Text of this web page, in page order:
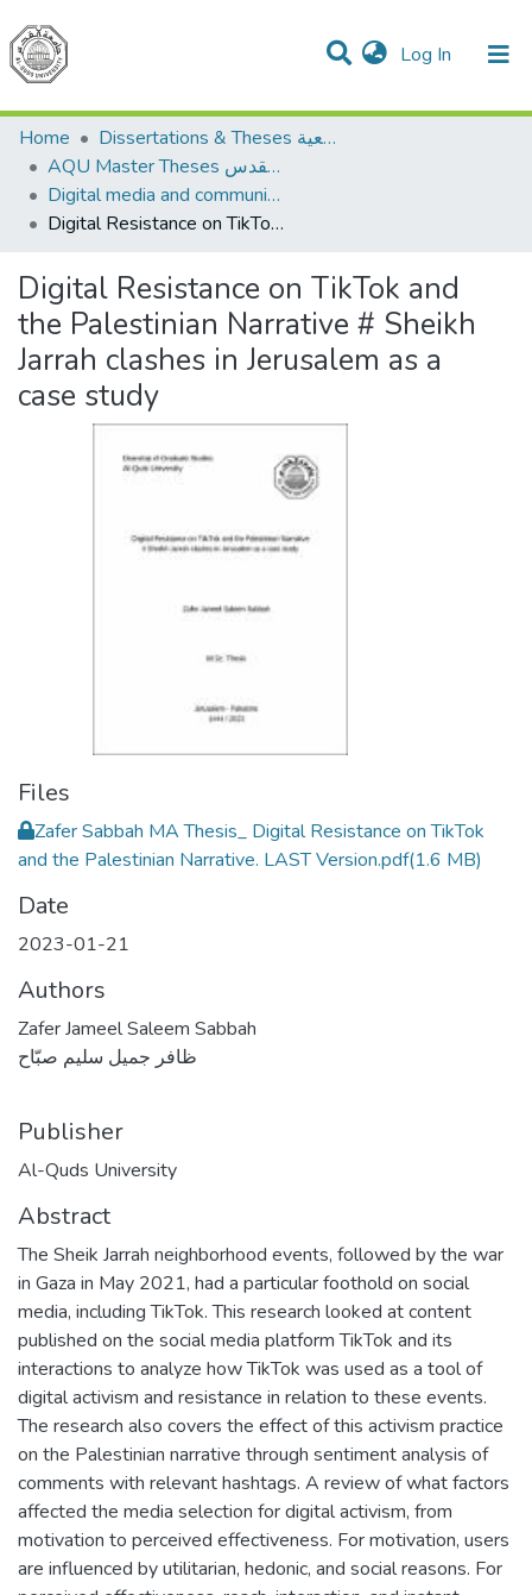
Log In (current)
Communities & Collections
All of DSpace
Home
Dissertations & Theses الرسائل الجامعية
AQU Master Theses الرسائل الجامعية الخاصة بجامعة القدس
Digital media and communications الإعلام الرقمي والاتصالات
Digital Resistance on TikTok and the Palestinian Narrative # Sheikh Jarrah clashes in Jerusalem as a case study
Digital Resistance on TikTok and
the Palestinian Narrative # Sheikh
Jarrah clashes in Jerusalem as a
case study
Files
Zafer Sabbah MA Thesis_ Digital Resistance on TikTok
and the Palestinian Narrative. LAST Version.pdf(1.6 MB)
Date
2023-01-21
Authors
Zafer Jameel Saleem Sabbah
ظافر جميل سليم صبّاح
Publisher
Al-Quds University
Abstract
The Sheik Jarrah neighborhood events, followed by the war
in Gaza in May 2021, had a particular foothold on social
media, including TikTok. This research looked at content
published on the social media platform TikTok and its
interactions to analyze how TikTok was used as a tool of
digital activism and resistance in relation to these events.
The research also covers the effect of this activism practice
on the Palestinian narrative through sentiment analysis of
comments with relevant hashtags. A review of what factors
affected the media selection for digital activism, from
motivation to perceived effectiveness. For motivation, users
are influenced by utilitarian, hedonic, and social reasons. For